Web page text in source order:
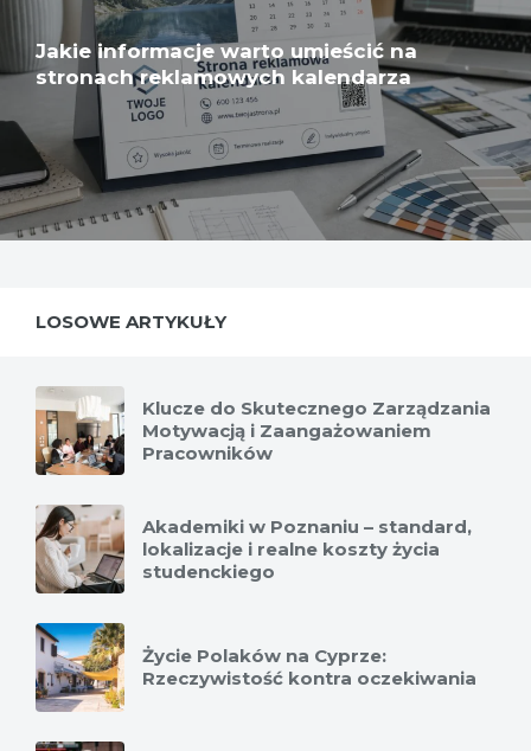
Jakie informacje warto umieścić na
stronach reklamowych kalendarza
LOSOWE ARTYKUŁY
Klucze do Skutecznego Zarządzania
Motywacją i Zaangażowaniem
Pracowników
Akademiki w Poznaniu – standard,
lokalizacje i realne koszty życia
studenckiego
Życie Polaków na Cyprze:
Rzeczywistość kontra oczekiwania